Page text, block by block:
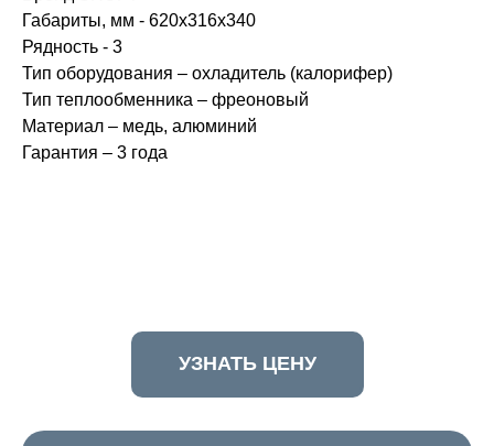
Габариты, мм - 620x316x340
Рядность - 3
Тип оборудования – охладитель (калорифер)
Тип теплообменника – фреоновый
Материал – медь, алюминий
Гарантия – 3 года
УЗНАТЬ ЦЕНУ